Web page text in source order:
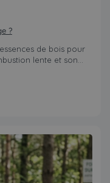
?
de bois pour
lente et son...